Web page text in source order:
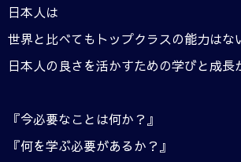
日本人は
世界と比べてもトップクラスの能力はな
日本人の良さを活かすための学びと成長
『今必要なことは何か？』
『何を学ぶ必要があるか？』